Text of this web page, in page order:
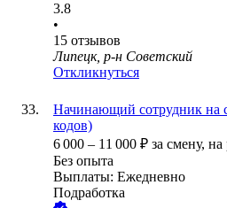
3.8
•
15 отзывов
Липецк, р-н Советский
Откликнуться
Начинающий сотрудник на
кодов)
6 000 – 11 000 ₽ за смену, на
Без опыта
Выплаты: Ежедневно
Подработка